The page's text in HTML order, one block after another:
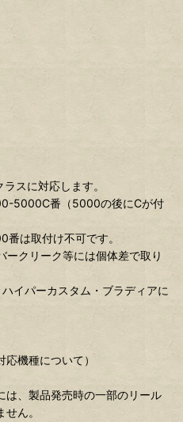
スに対応します。
5000C番（5000の後にCが付
は取付け不可です。
クリーク等には個体差で取り
イパーカスタム・ブラディアに
応機種について）
は、製品発売時の一部のリール
ん。